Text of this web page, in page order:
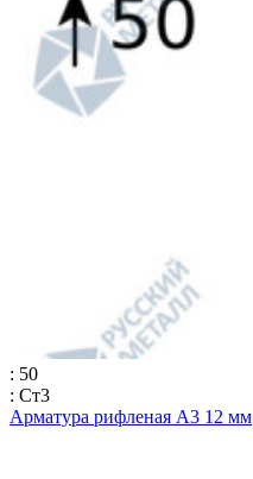
: 50
: Ст3
Арматура рифленая А3 12 мм